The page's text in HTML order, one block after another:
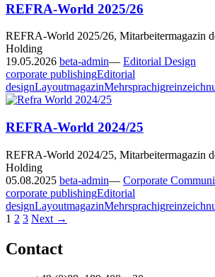
REFRA-World 2025/26
REFRA-World 2025/26, Mitarbeitermagazin
Holding
19.05.2026 beta-admin— Editorial Design
corporate publishingEditorial
designLayoutmagazinMehrsprachig
REFRA-World 2024/25
REFRA-World 2024/25, Mitarbeitermagazin
Holding
05.08.2025 beta-admin— Corporate
corporate publishingEditorial
designLayoutmagazinMehrsprachig
Posts
1 2 3 Next →
Contact